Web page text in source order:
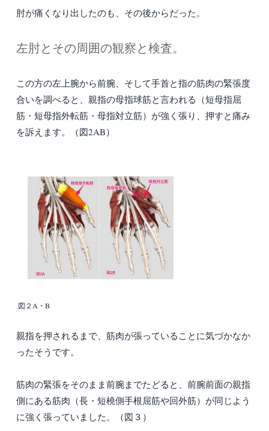
肘が痛くなり出したのも、その後からだった。
左肘とその周囲の観察と検査。
この方の左上腕から前腕、そして手首と指の筋肉の緊張度
合いを調べると、親指の母指球筋と言われる（短母指屈
筋・短母指外転筋・母指対立筋）が強く張り、押すと痛み
を訴えます。（図2AB）
図２A・B
親指を押されるまで、筋肉が張っていることに気づかなか
ったそうです。
筋肉の緊張をそのまま前腕までたどると、前腕前面の親指
側にある筋肉（長・短橈側手根屈筋や回外筋）が同じよう
に強く張っていました。（図３）